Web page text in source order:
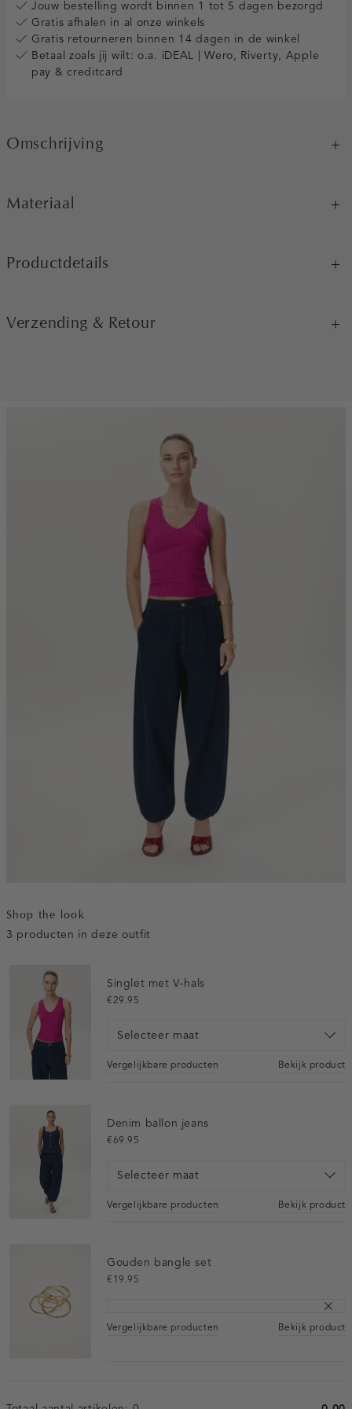
Jouw bestelling wordt binnen 1 tot 5 dagen bezorgd
Gratis afhalen in al onze winkels
Gratis retourneren binnen 14 dagen in de winkel
Betaal zoals jij wilt: o.a. iDEAL | Wero, Riverty, Apple
pay & creditcard
Omschrijving
Materiaal
Productdetails
Verzending & Retour
Shop the look
3 producten in deze outfit
Singlet met V-hals
€29.95
Selecteer maat
Vergelijkbare producten Bekijk product
Denim ballon jeans
€69.95
Selecteer maat
Vergelijkbare producten Bekijk product
Gouden bangle set
€19.95
Vergelijkbare producten Bekijk product